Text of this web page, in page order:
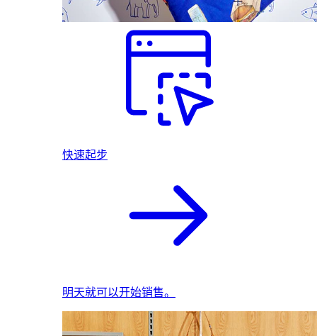
快速起步
明天就可以开始销售。